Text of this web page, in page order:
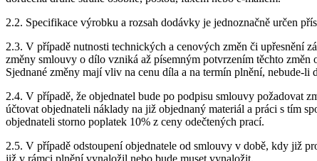
2.2. Specifikace výrobku a rozsah dodávky je jednoznačně určen
2.3. V případě nutnosti technických a cenových změn či upřesnění
změny smlouvy o dílo vzniká až písemným potvrzením těchto změn
Sjednané změny mají vliv na cenu díla a na termín plnění, nebude-
2.4. V případě, že objednatel bude po podpisu smlouvy požadovat
účtovat objednateli náklady na již objednaný materiál a práci s tím
objednateli storno poplatek 10% z ceny odečtených prací.
2.5. V případě odstoupení objednatele od smlouvy v době, kdy již